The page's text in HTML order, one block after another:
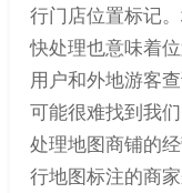
行门店位置标记
快处理也意味着
用户和外地游客
可能很难找到我
处理地图商铺的
行地图标注的商